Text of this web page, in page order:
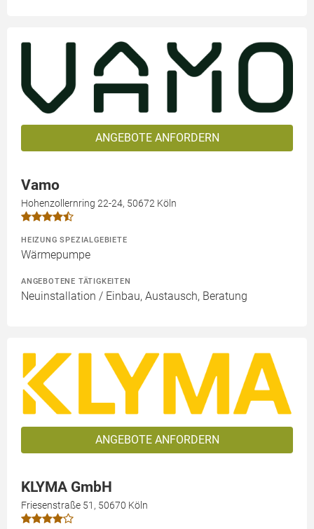
ANGEBOTE ANFORDERN
Vamo
Hohenzollernring 22-24, 50672 Köln
HEIZUNG SPEZIALGEBIETE
Wärmepumpe
ANGEBOTENE TÄTIGKEITEN
Neuinstallation / Einbau, Austausch, Beratung
ANGEBOTE ANFORDERN
KLYMA GmbH
Friesenstraße 51, 50670 Köln